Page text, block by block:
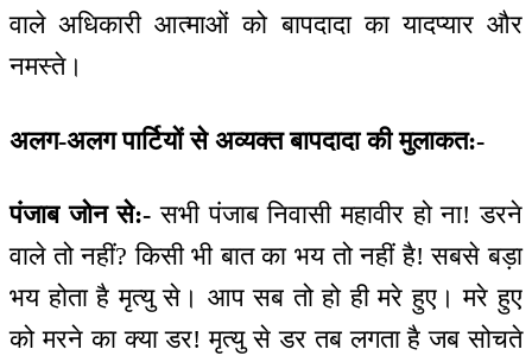
वाले अधिकारी आत्माओं को बापदादा का यादप्यार और
नमस्ते।
अलग-अलग पार्टियों से अव्यक्त बापदादा की मुलाकत:-
पंजाब जोन से:- सभी पंजाब निवासी महावीर हो ना! डरने
वाले तो नहीं? किसी भी बात का भय तो नहीं है! सबसे बड़ा
भय होता है मृत्यु से। आप सब तो हो ही मरे हुए। मरे हुए
को मरने का क्या डर! मृत्यु से डर तब लगता है जब सोचते